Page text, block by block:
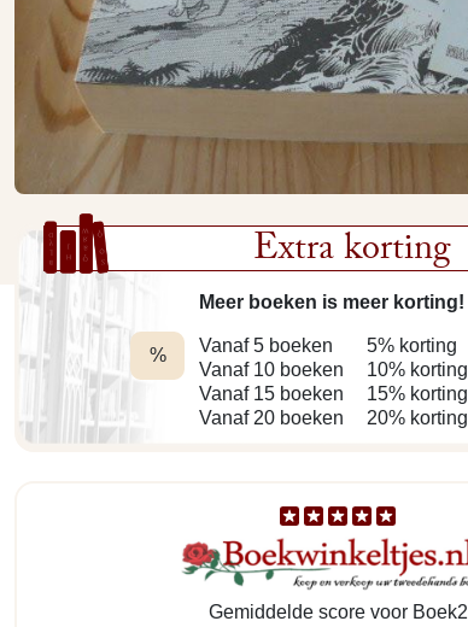
Extra korting
%
Meer boeken is meer korting!
Vanaf 5 boeken
Vanaf 10 boeken
Vanaf 15 boeken
Vanaf 20 boeken
5% korting
10% korting
15% korting
20% korting
Gemiddelde score voor Boek2